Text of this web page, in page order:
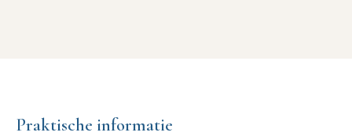
Praktische informatie